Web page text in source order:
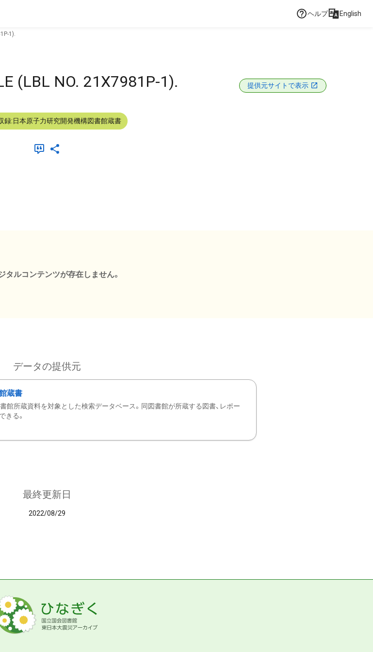
ヘルプ English
1).
(LBL NO. 21X7981P-1). 提供元サイトで表示
録:日本原子力研究開発機構図書館蔵書
タルコンテンツが存在しません。
データの提供元
蔵書
館所蔵資料を対象とした検索データベース。同図書館が所蔵する図書、レポー
きる。
最終更新日
2022/08/29